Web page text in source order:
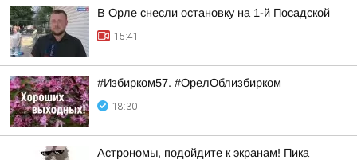
В Орле снесли остановку на 1-й Посадской
15:41
#Избирком57. #ОрелОблизбирком
18:30
Астрономы, подойдите к экранам! Пика